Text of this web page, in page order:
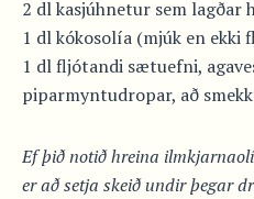
2 dl kasjúhnetur sem lagðar
1 dl kókosolía (mjúk en ekki
1 dl fljótandi sætuefni,
piparmyntudropar, að smekk
Ef þið notið hreina
er að setja skeið undir þegar